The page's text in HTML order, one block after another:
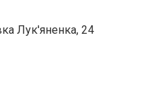
Лук'яненка, 24